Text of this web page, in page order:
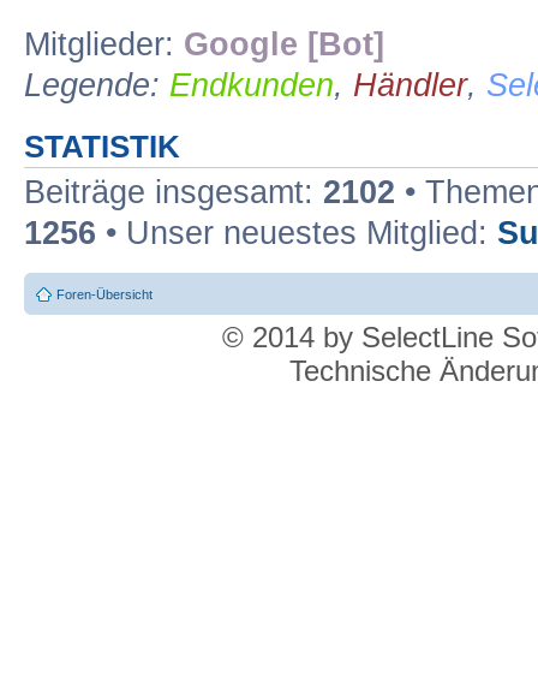
Mitglieder: Google [Bot]
Legende: Endkunden, Händler,
STATISTIK
Beiträge insgesamt: 2102 •
1256 • Unser neuestes Mitglied:
Foren-Übersicht
© 2014 by SelectLine
Technische